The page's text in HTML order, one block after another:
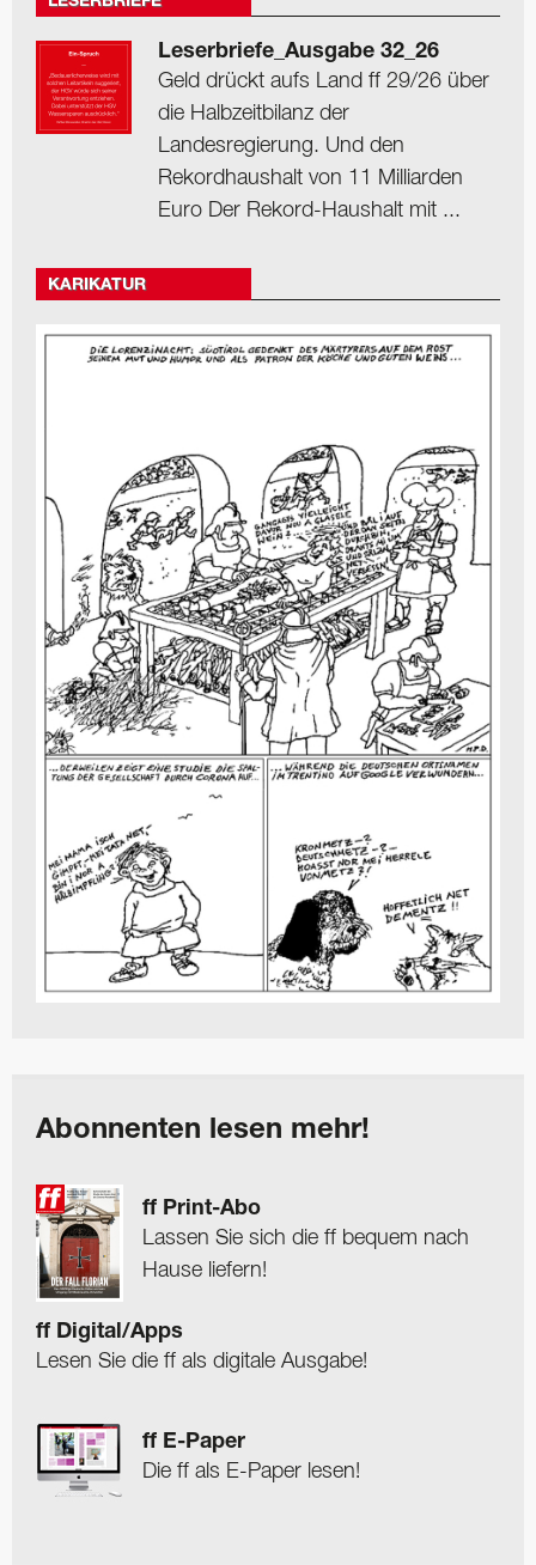
Leserbriefe_Ausgabe 32_26
Geld drückt aufs Land ff 29/26 über
die Halbzeitbilanz der
Landesregierung. Und den
Rekordhaushalt von 11 Milliarden
Euro Der Rekord-Haushalt mit ...
KARIKATUR
Abonnenten lesen mehr!
ff Print-Abo
Lassen Sie sich die ff bequem nach
Hause liefern!
ff Digital/Apps
Lesen Sie die ff als digitale Ausgabe!
ff E-Paper
Die ff als E-Paper lesen!